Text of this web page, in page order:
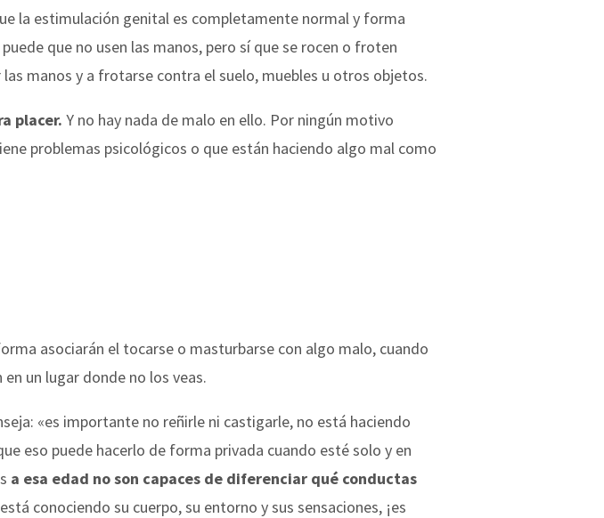
la estimulación genital es completamente normal y forma
que no usen las manos, pero sí que se rocen o froten
manos y a frotarse contra el suelo, muebles u otros objetos.
placer. Y no hay nada de malo en ello. Por ningún motivo
problemas psicológicos o que están haciendo algo mal como
asociarán el tocarse o masturbarse con algo malo, cuando
un lugar donde no los veas.
«es importante no reñirle ni castigarle, no está haciendo
eso puede hacerlo de forma privada cuando esté solo y en
a esa edad no son capaces de diferenciar qué conductas
conociendo su cuerpo, su entorno y sus sensaciones, ¡es